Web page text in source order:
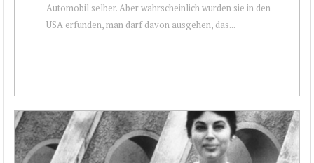
Automobil selber. Aber wahrscheinlich wurden sie in den
USA erfunden, man darf davon ausgehen, das...